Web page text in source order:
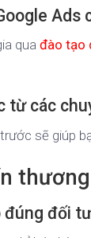
Ads
quađào tạo
từ các
sẽ giúp
đúng đối